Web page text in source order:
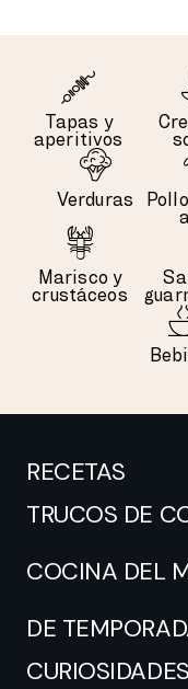
Tapas y
aperitivos
Verduras
Marisco y
crustáceos
RECETAS
TRUCOS DE
COCINA DEL
DE
CURIOSIDADES